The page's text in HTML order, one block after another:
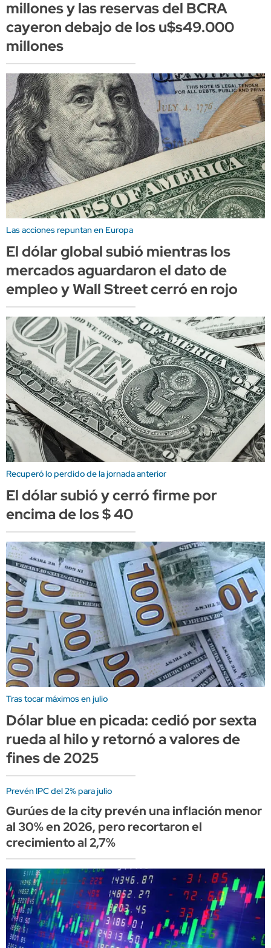
millones y las reservas del BCRA
cayeron debajo de los u$s49.000
millones
Las acciones repuntan en Europa
El dólar global subió mientras los
mercados aguardaron el dato de
empleo y Wall Street cerró en rojo
Recuperó lo perdido de la jornada anterior
El dólar subió y cerró firme por
encima de los $ 40
Tras tocar máximos en julio
Dólar blue en picada: cedió por sexta
rueda al hilo y retornó a valores de
fines de 2025
Prevén IPC del 2% para julio
Gurúes de la city prevén una inflación menor
al 30% en 2026, pero recortaron el
crecimiento al 2,7%